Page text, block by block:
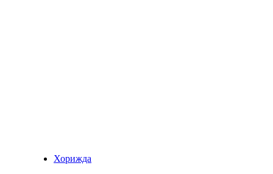
Хорижда